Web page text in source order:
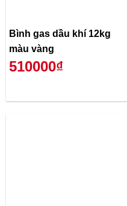
Bình gas dầu khí 12kg
màu vàng
510000₫